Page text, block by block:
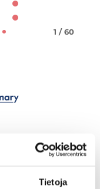
Tietoja
1 / 60